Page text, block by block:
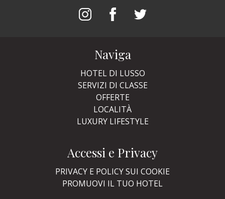
Naviga
HOTEL DI LUSSO
SERVIZI DI CLASSE
OFFERTE
LOCALITÀ
LUXURY LIFESTYLE
Accessi e Privacy
PRIVACY E POLICY SUI COOKIE
PROMUOVI IL TUO HOTEL